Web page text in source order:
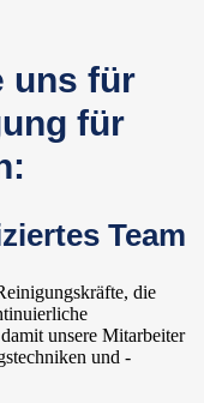
uns für
für
Team
die
unsere Mitarbeiter
und -